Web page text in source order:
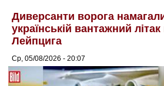
Диверсанти ворога
українській вантажний
Лейпцига
Ср, 05/08/2026 - 20:07